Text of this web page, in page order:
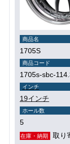
商品名
1705S
商品コード
1705s-sbc-
インチ
19インチ
ホール数
5
在庫・納期 取り